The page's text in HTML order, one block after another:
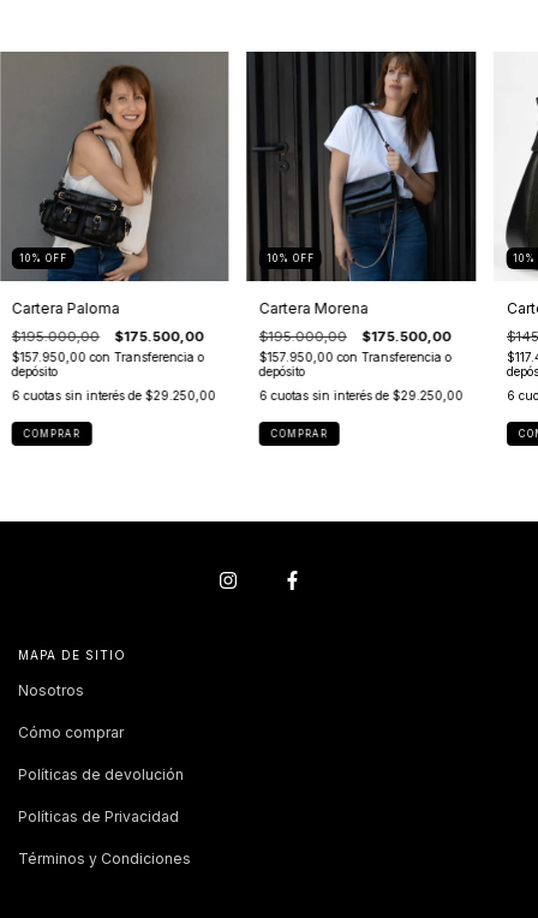
10 % OFF
Cartera Paloma
$195.000,00 $175.500,00
$157.950,00con Transferencia o
depósito
6 cuotas sin interés de $29.250,00
COMPRAR
10 % OFF
Cartera Morena
$195.000,00 $175.500,00
$157.950,00con Transferencia o
depósito
6 cuotas sin interés de $29.250,00
COMPRAR
10
6
MAPA DE SITIO
Nosotros
Cómo comprar
Políticas de devolución
Políticas de Privacidad
Términos y Condiciones